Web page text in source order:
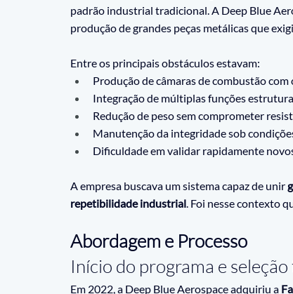
padrão industrial tradicional. A Deep Blue
produção de grandes peças metálicas que
Entre os principais obstáculos estavam:
Produção de câmaras de combustão
Integração de múltiplas funções
Redução de peso sem comprometer
Manutenção da integridade sob
Dificuldade em validar rapidamente
A empresa buscava um sistema capaz de unir
repetibilidade industrial. Foi nesse contexto
Abordagem e Processo
Início do programa e
Em 2022, a Deep Blue Aerospace adquiriu a